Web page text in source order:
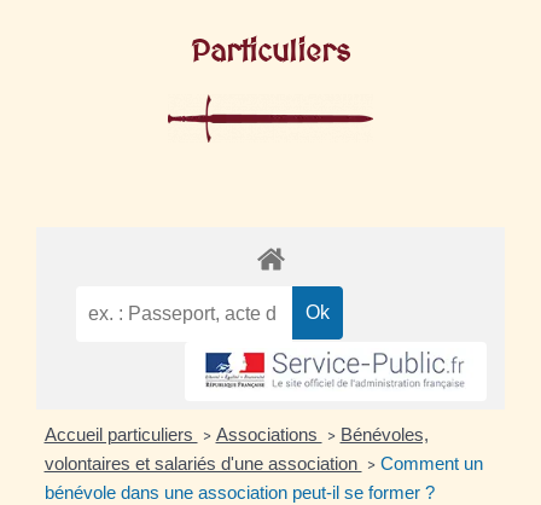
Particuliers
Accueil particuliers > Associations > Bénévoles,
volontaires et salariés d'une association > Comment un
bénévole dans une association peut-il se former ?